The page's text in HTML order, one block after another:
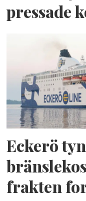
pressade
Eckerö
frakten